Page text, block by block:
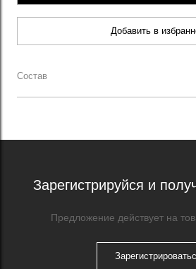
Добавить в
Состав
Зарегистрируйся и
Предложение действует на